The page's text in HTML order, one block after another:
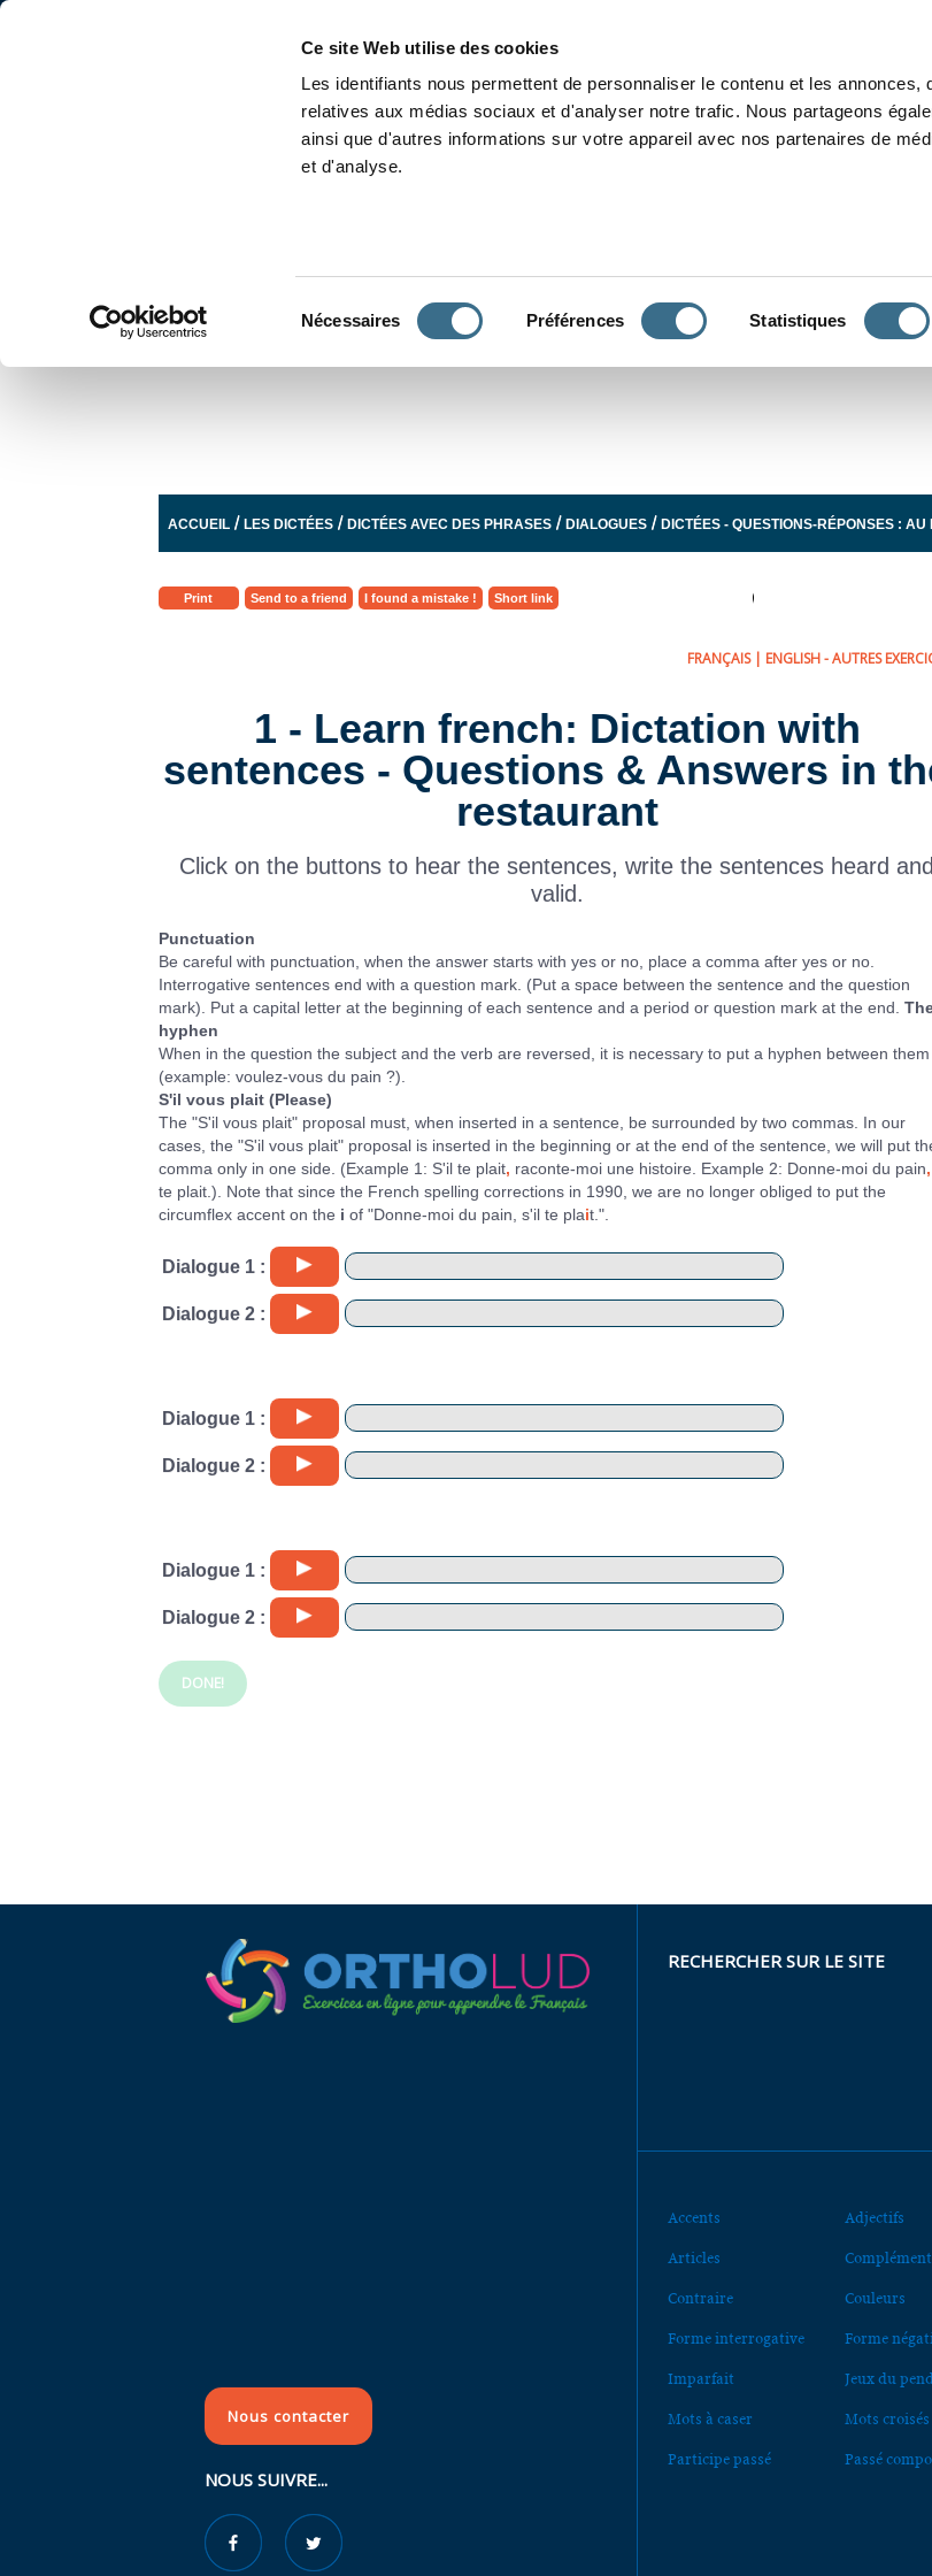
Ce site Web utilise des cookies
Les identifiants nous permettent de personnaliser le contenu et les annonces,
relatives aux médias sociaux et d'analyser notre trafic. Nous partageons
ainsi que d'autres informations sur votre appareil avec nos partenaires de
et d'analyse.
Nécessaires Préférences Statistiques
ACCUEIL /LES DICTÉES /DICTÉES AVEC DES PHRASES /DIALOGUES /DICTÉES - QUESTIONS-RÉPONSES :
Print Send to a friend I found a mistake ! Short link
FRANÇAIS| ENGLISH- AUTRES
1 - Learn french: Dictation with
sentences - Questions & Answers in
restaurant
Click on the buttons to hear the sentences, write the sentences heard and
valid.
Punctuation
Be careful with punctuation, when the answer starts with yes or no, place a comma after yes or no.
Interrogative sentences end with a question mark. (Put a space between the sentence and the question
mark). Put a capital letter at the beginning of each sentence and a period or question mark at the end.
hyphen
When in the question the subject and the verb are reversed, it is necessary to put a hyphen between them
(example: voulez-vous du pain ?).
S'il vous plait (Please)
The "S'il vous plait" proposal must, when inserted in a sentence, be surrounded by two commas. In our
cases, the "S'il vous plait" proposal is inserted in the beginning or at the end of the sentence, we will put
comma only in one side. (Example 1: S'il te plait, raconte-moi une histoire. Example 2: Donne-moi du pain,
te plait.). Note that since the French spelling corrections in 1990, we are no longer obliged to put the
circumflex accent on the i of "Donne-moi du pain, s'il te plait.".
Dialogue 1 :
Dialogue 2 :
Dialogue 1 :
Dialogue 2 :
Dialogue 1 :
Dialogue 2 :
DONE!
Nous contacter
NOUS SUIVRE...
RECHERCHER SUR LE SITE
Accents Adjectifs
Articles
Contraire Couleurs
Forme interrogative Forme
Imparfait Jeux du
Mots à caser Mots croisés
Participe passé Passé